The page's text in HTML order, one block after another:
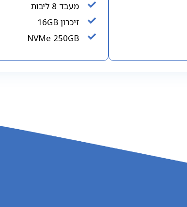
מעבד 8 ליבות
זיכרון 16GB
NVMe 250GB